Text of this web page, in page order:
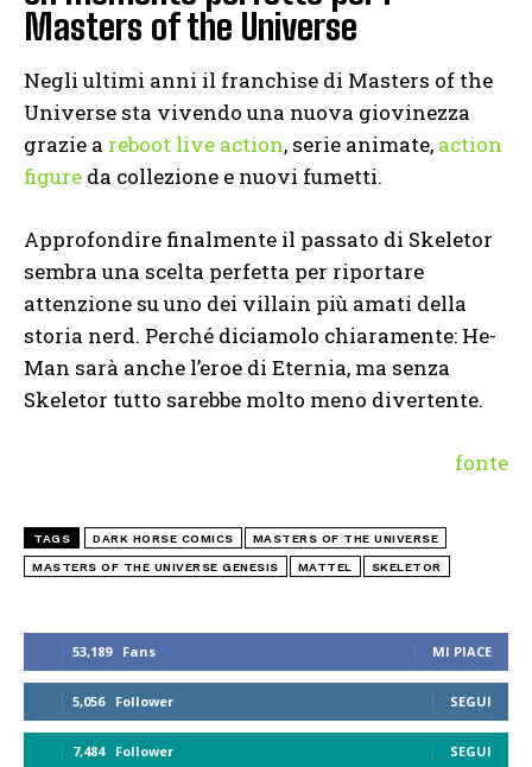
53,189 Fans MI PIACE
5,056 Follower SEGUI
7,484 Follower SEGUI
Masters of the Universe
Negli ultimi anni il franchise di Masters of the
Universe sta vivendo una nuova giovinezza
grazie a reboot live action, serie animate, action
figure da collezione e nuovi fumetti.
Approfondire finalmente il passato di Skeletor
sembra una scelta perfetta per riportare
attenzione su uno dei villain più amati della
storia nerd. Perché diciamolo chiaramente: He-
Man sarà anche l’eroe di Eternia, ma senza
Skeletor tutto sarebbe molto meno divertente.
fonte
TAGS DARK HORSE COMICS MASTERS OF THE UNIVERSE
MASTERS OF THE UNIVERSE GENESIS MATTEL SKELETOR